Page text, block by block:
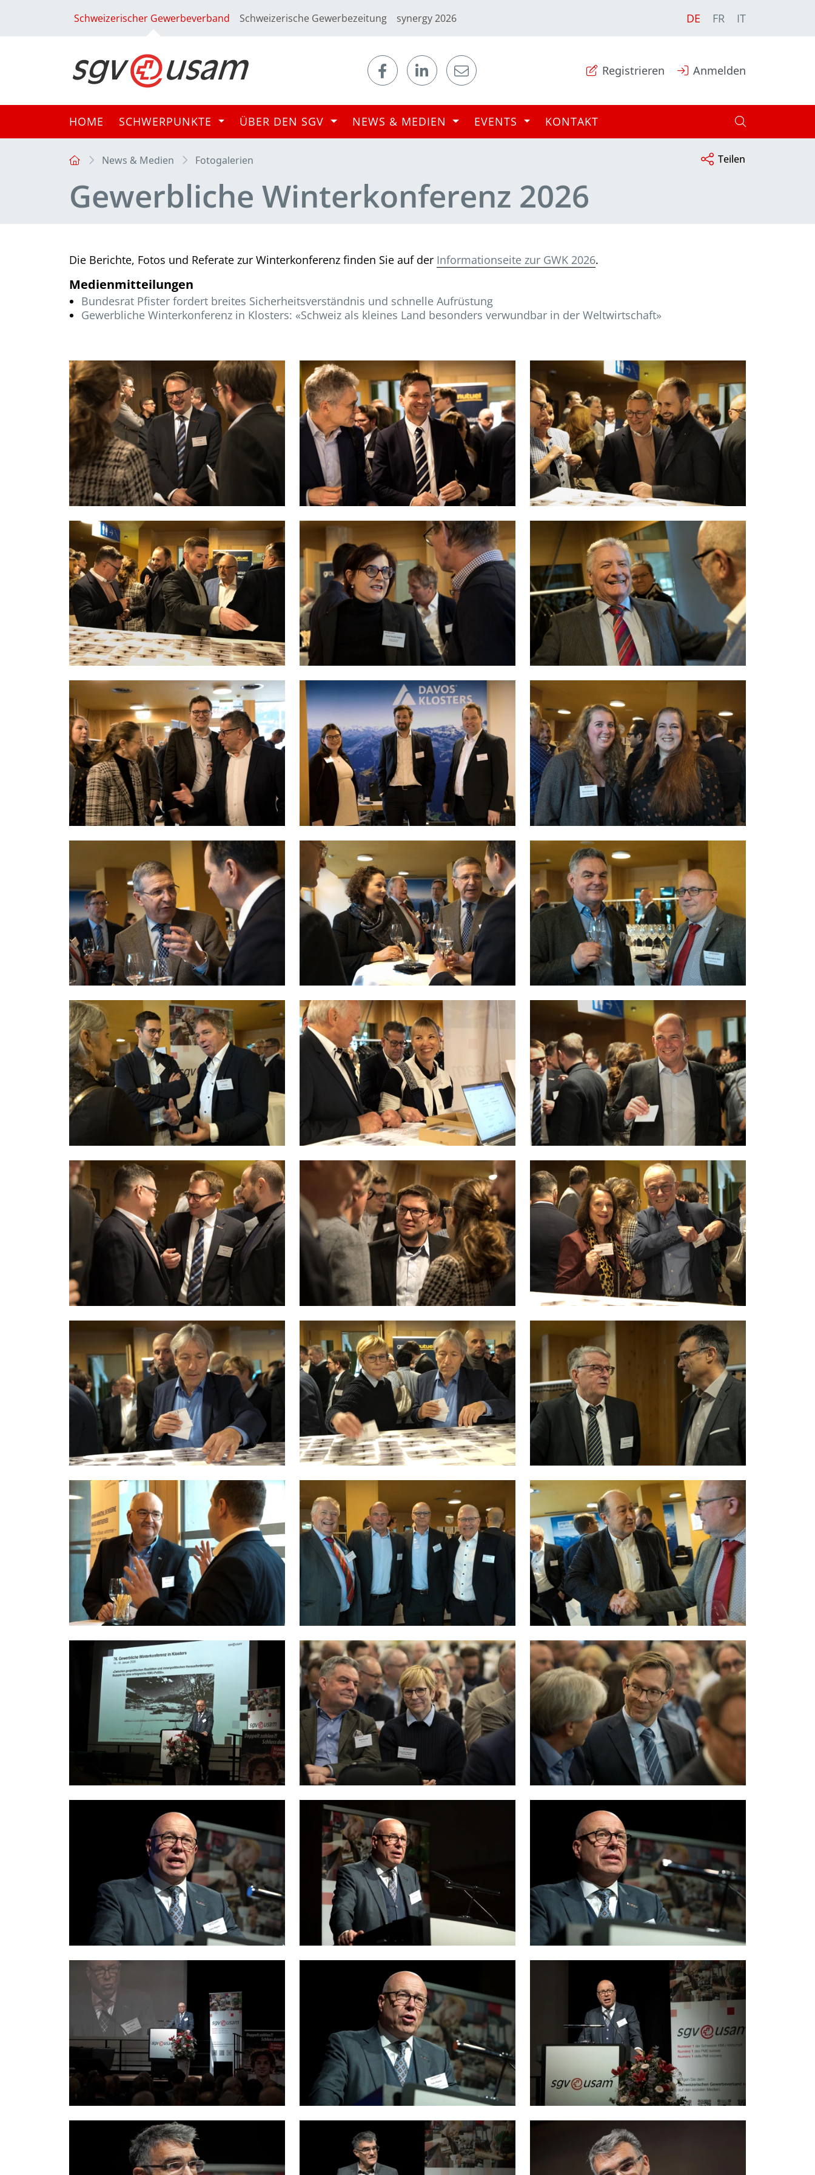
Schweizerischer Gewerbeverband Schweizerische Gewerbezeitung synergy 2026 DE FR IT
Registrieren Anmelden
HOME SCHWERPUNKTE ÜBER DEN SGV NEWS & MEDIEN EVENTS KONTAKT
News & Medien Fotogalerien Teilen
Gewerbliche Winterkonferenz 2026
Die Berichte, Fotos und Referate zur Winterkonferenz finden Sie auf der Informationseite zur GWK 2026.
Medienmitteilungen
Bundesrat Pfister fordert breites Sicherheitsverständnis und schnelle Aufrüstung
Gewerbliche Winterkonferenz in Klosters: «Schweiz als kleines Land besonders verwundbar in der Weltwirtschaft»